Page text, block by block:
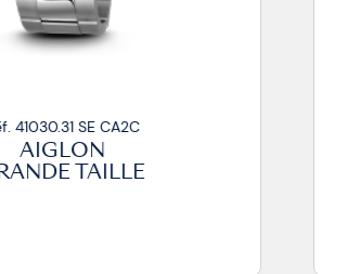
Réf. 41030.32 SE CA2C
AIGLON
GRANDE TAILLE